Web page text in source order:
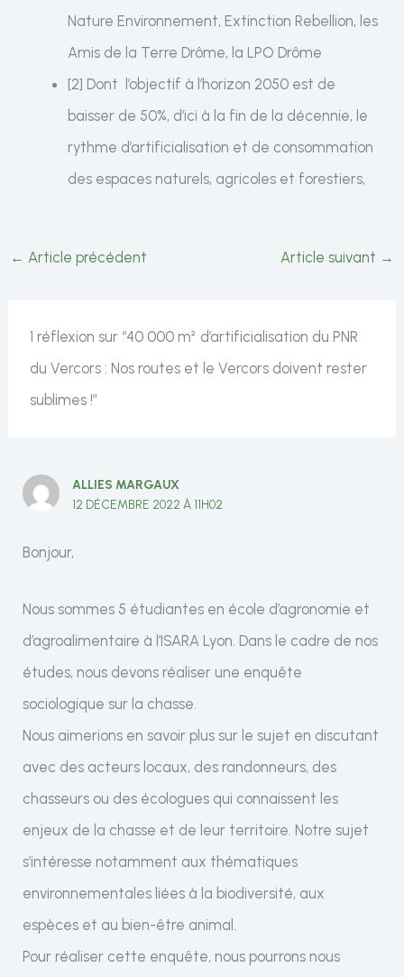
Nature Environnement, Extinction Rebellion, les
Amis de la Terre Drôme, la LPO Drôme
[2] Dont l’objectif à l’horizon 2050 est de
baisser de 50%, d’ici à la fin de la décennie, le
rythme d’artificialisation et de consommation
des espaces naturels, agricoles et forestiers,
← Article précédent Article suivant →
1 réflexion sur “40 000 m² d’artificialisation du PNR
du Vercors : Nos routes et le Vercors doivent rester
sublimes !”
ALLIES MARGAUX
12 DÉCEMBRE 2022 À 11H02
Bonjour,
Nous sommes 5 étudiantes en école d’agronomie et
d’agroalimentaire à l’ISARA Lyon. Dans le cadre de nos
études, nous devons réaliser une enquête
sociologique sur la chasse.
Nous aimerions en savoir plus sur le sujet en discutant
avec des acteurs locaux, des randonneurs, des
chasseurs ou des écologues qui connaissent les
enjeux de la chasse et de leur territoire. Notre sujet
s’intéresse notamment aux thématiques
environnementales liées à la biodiversité, aux
espèces et au bien-être animal.
Pour réaliser cette enquête, nous pourrons nous